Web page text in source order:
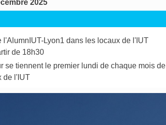
2025
l'AlumnIUT-Lyon1 dans les locaux de l'IUT
de 18h30
se tiennent le premier lundi de chaque mois de
de l'IUT